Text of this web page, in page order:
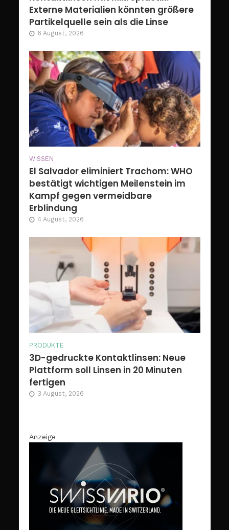
Externe Materialien könnten größere
Partikelquelle sein als die Linse
6 August, 2026
WISSEN
El Salvador eliminiert Trachom: WHO
bestätigt wichtigen Meilenstein im
Kampf gegen vermeidbare
Erblindung
4 August, 2026
PRODUKTE
3D-gedruckte Kontaktlinsen: Neue
Plattform soll Linsen in 20 Minuten
fertigen
3 August, 2026
Anzeige